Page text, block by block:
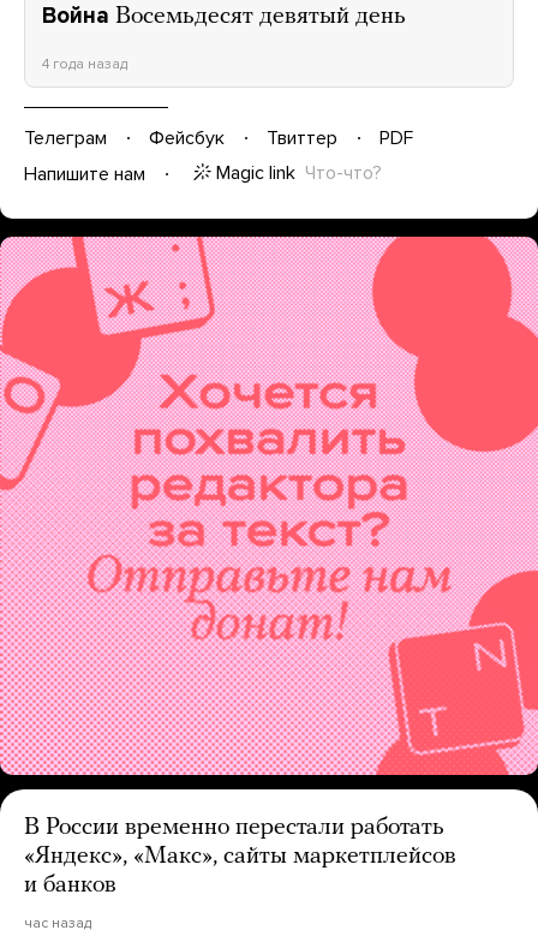
Война Восемьдесят девятый день
4 года назад
Телеграм Фейсбук Твиттер
PDF
Напишите нам
Magic link Что-что?
В России временно перестали работать
«Яндекс», «Макс», сайты маркетплейсов
и банков
час назад